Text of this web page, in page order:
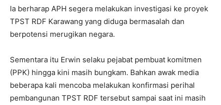
Ia berharap APH segera melakukan investigasi ke proyek
TPST RDF Karawang yang diduga bermasalah dan
berpotensi merugikan negara.
Sementara itu Erwin selaku pejabat pembuat komitmen
(PPK) hingga kini masih bungkam. Bahkan awak media
beberapa kali mencoba melakukan konfirmasi perihal
pembangunan TPST RDF tersebut sampai saat ini masih